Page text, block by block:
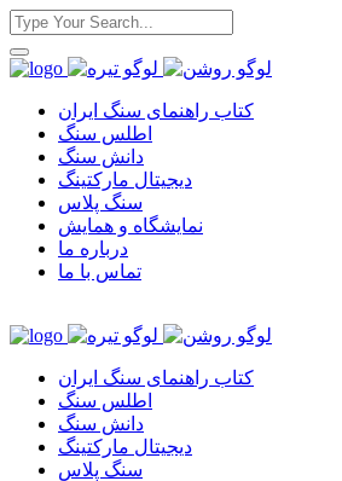
کتاب راهنمای سنگ ایران
اطلس سنگ
دانش سنگ
دیجیتال مارکتینگ
سنگ پلاس
نمایشگاه و همایش
درباره ما
تماس با ما
کتاب راهنمای سنگ ایران
اطلس سنگ
دانش سنگ
دیجیتال مارکتینگ
سنگ پلاس